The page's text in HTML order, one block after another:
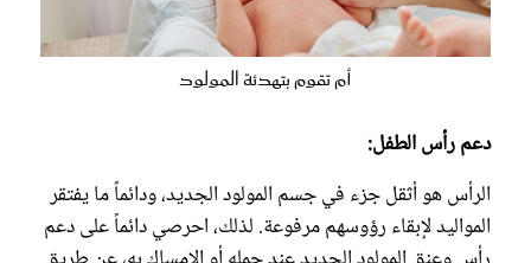
أم تقوم بتهدئة المولود
دعم رأس الطفل:
الرأس هو أثقل جزء في جسم المولود الجديد، ودائماً ما يفتقر
المواليد لإبقاء رؤوسهم مرفوعة. لذلك، احرصي دائماً على دعم